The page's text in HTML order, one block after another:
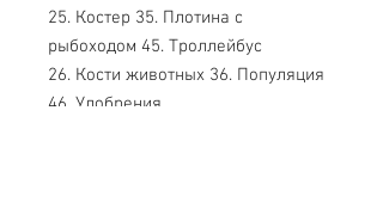
25. Костер 35. Плотина с
рыбоходом 45. Троллейбус
26. Кости животных 36. Популяция
46. Удобрения